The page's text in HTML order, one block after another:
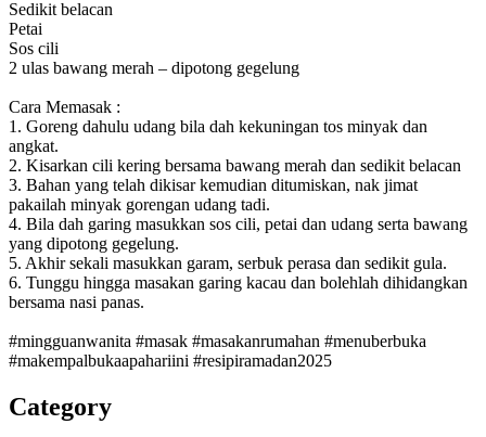
Sedikit belacan
Petai
Sos cili
2 ulas bawang merah – dipotong gegelung
Cara Memasak :
1. Goreng dahulu udang bila dah kekuningan tos minyak dan
angkat.
2. Kisarkan cili kering bersama bawang merah dan sedikit belacan
3. Bahan yang telah dikisar kemudian ditumiskan, nak jimat
pakailah minyak gorengan udang tadi.
4. Bila dah garing masukkan sos cili, petai dan udang serta bawang
yang dipotong gegelung.
5. Akhir sekali masukkan garam, serbuk perasa dan sedikit gula.
6. Tunggu hingga masakan garing kacau dan bolehlah dihidangkan
bersama nasi panas.
#mingguanwanita #masak #masakanrumahan #menuberbuka
#makempalbukaapahariini #resipiramadan2025
Category